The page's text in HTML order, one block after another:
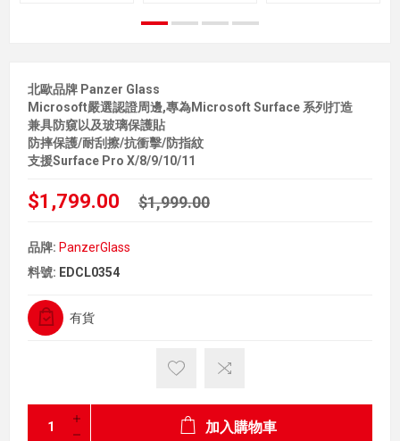
北歐品牌 Panzer Glass
Microsoft嚴選認證周邊,專為Microsoft Surface 系列打造
兼具防窺以及玻璃保護貼
防摔保護/耐刮擦/抗衝擊/防指紋
支援Surface Pro X/8/9/10/11
$1,799.00 $1,999.00
品牌: PanzerGlass
料號: EDCL0354
有貨
加入購物車